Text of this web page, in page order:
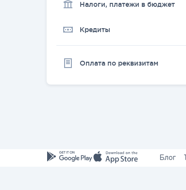
Налоги, платежи в бюджет
Кредиты
Оплата по реквизитам
Блог